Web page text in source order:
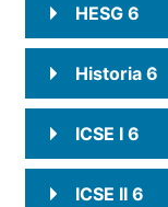
HESG 6
Historia 6
ICSE I 6
ICSE II 6